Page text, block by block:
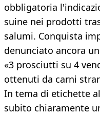
obbligatoria
suine nei prodotti
salumi. Conquista
denunciato ancora
«3 prosciutti su 4
ottenuti da carni
In tema di etichette
subito chiaramente